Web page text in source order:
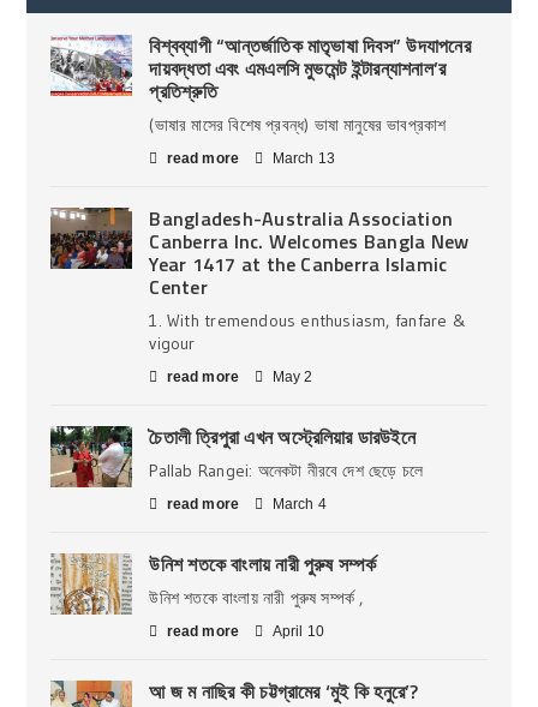
বিশ্বব্যাপী “আন্তর্জাতিক মাতৃভাষা দিবস” উদযাপনের
দায়বদ্ধতা এবং এমএলসি মুভমেন্ট ইন্টারন্যাশনাল’র
প্রতিশ্রুতি
(ভাষার মাসের বিশেষ প্রবন্ধ) ভাষা মানুষের ভাবপ্রকাশ
read more March 13
Bangladesh-Australia Association
Canberra Inc. Welcomes Bangla New
Year 1417 at the Canberra Islamic
Center
1. With tremendous enthusiasm, fanfare &
vigour
read more May 2
চৈতালী ত্রিপুরা এখন অস্ট্রেলিয়ার ডারউইনে
Pallab Rangei: অনেকটা নীরবে দেশ ছেড়ে চলে
read more March 4
উনিশ শতকে বাংলায় নারী পুরুষ সম্পর্ক
উনিশ শতকে বাংলায় নারী পুরুষ সম্পর্ক ,
read more April 10
আ জ ম নাছির কী চট্টগ্রামের ‘মুই কি হনুরে’?